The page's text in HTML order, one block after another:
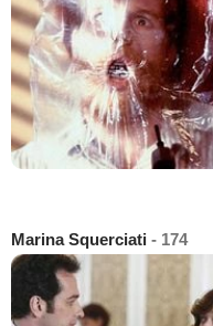
Marina Squerciati - 174